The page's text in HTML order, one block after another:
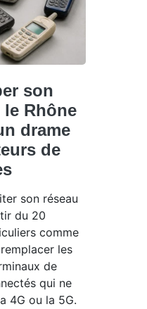
son
le Rhône
drame
de
son réseau
du 20
comme
les
de
qui ne
4G ou la 5G.